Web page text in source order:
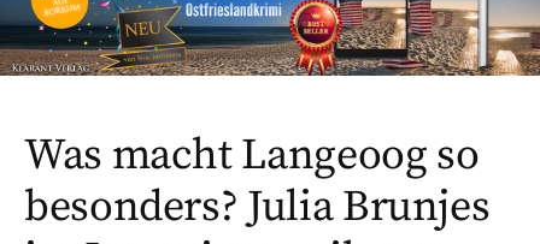
Was macht Langeoog so
besonders? Julia Brunjes